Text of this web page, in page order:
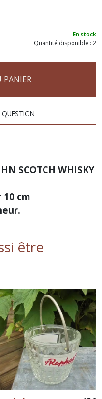
En stock
Quantité disponible : 2
PANIER
SCOTCH WHISKY
10 cm
être